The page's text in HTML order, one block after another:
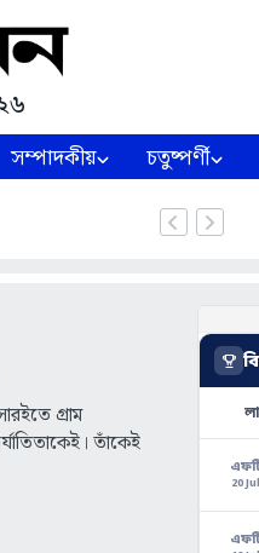
সম্পাদকীয় চতুষ্পর্ণী
গ্রাম
তাঁকেই